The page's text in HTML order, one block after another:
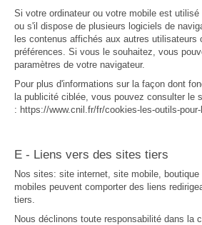
Si votre ordinateur ou votre mobile est utilisé
ou s'il dispose de plusieurs logiciels de
les contenus affichés aux autres utilisateurs
préférences. Si vous le souhaitez, vous
paramètres de votre navigateur.
Pour plus d'informations sur la façon dont
la publicité ciblée, vous pouvez consulter le
: https://www.cnil.fr/fr/cookies-les-outils-
E - Liens vers des sites tiers
Nos sites: site internet, site mobile,
mobiles peuvent comporter des liens
tiers.
Nous déclinons toute responsabilité dans la